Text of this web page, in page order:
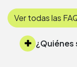
Ver todas las